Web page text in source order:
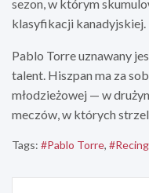
sezon, w którym
klasyfikacji kanadyjskiej.
Pablo Torre uznawany
talent. Hiszpan ma za
młodzieżowej — w
meczów, w których
Tags: #Pablo Torre,